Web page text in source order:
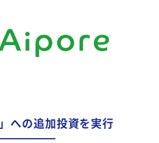
への追加投資を実行